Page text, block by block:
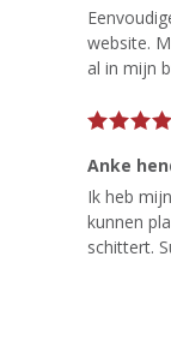
website.
al in mijn
Anke
Ik heb
kunnen
schittert.